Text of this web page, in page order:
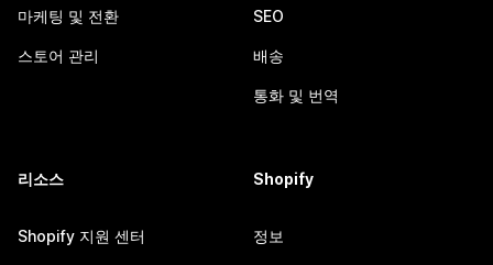
마케팅 및 전환
스토어 관리
SEO
배송
통화 및 번역
리소스
Shopify 지원 센터
Shopify
정보